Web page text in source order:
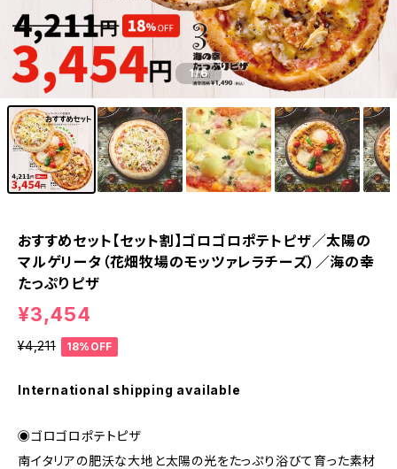
1/6
おすすめセット【セット割】ゴロゴロポテトピザ／太陽の
マルゲリータ（花畑牧場のモッツァレラチーズ）／海の幸
たっぷりピザ
¥3,454
¥4,211 18%OFF
International shipping available
◉ゴロゴロポテトピザ
南イタリアの肥沃な大地と太陽の光をたっぷり浴びて育った素材